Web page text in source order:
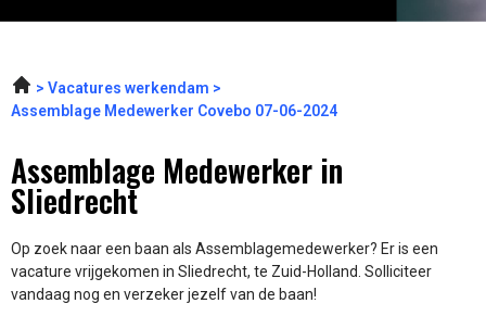
Vacatures werkendam
Assemblage Medewerker Covebo 07-06-2024
Assemblage Medewerker in
Sliedrecht
Op zoek naar een baan als Assemblagemedewerker? Er is een
vacature vrijgekomen in Sliedrecht, te Zuid-Holland. Solliciteer
vandaag nog en verzeker jezelf van de baan!